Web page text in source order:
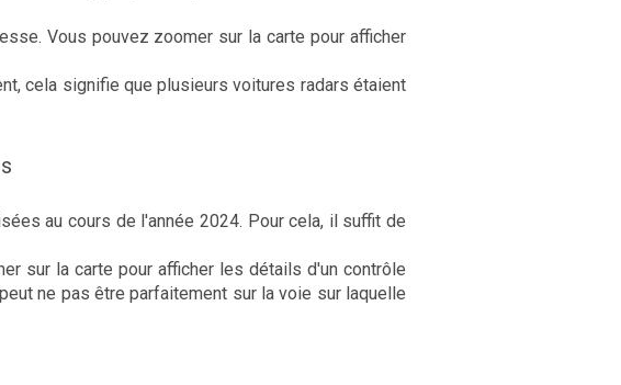
Vous pouvez zoomer sur la carte pour afficher
cela signifie que plusieurs voitures radars étaient
au cours de l'année 2024. Pour cela, il suffit de
sur la carte pour afficher les détails d'un contrôle
ne pas être parfaitement sur la voie sur laquelle